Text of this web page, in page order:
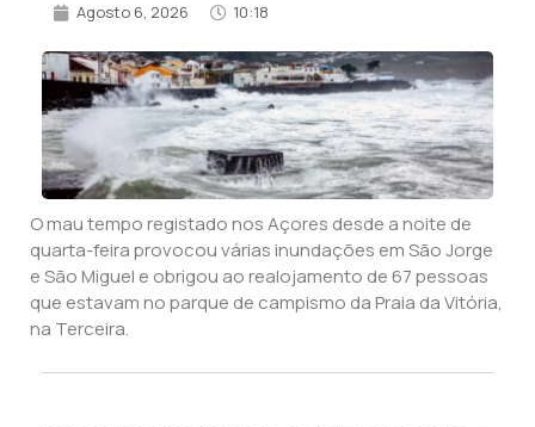
Agosto 6, 2026 10:18
O mau tempo registado nos Açores desde a noite de
quarta-feira provocou várias inundações em São Jorge
e São Miguel e obrigou ao realojamento de 67 pessoas
que estavam no parque de campismo da Praia da Vitória,
na Terceira.